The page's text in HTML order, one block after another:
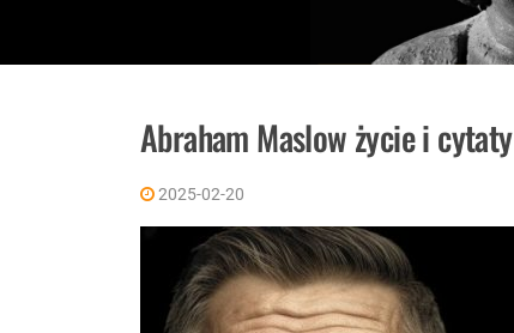
Abraham Maslow życie i cytaty
2025-02-20